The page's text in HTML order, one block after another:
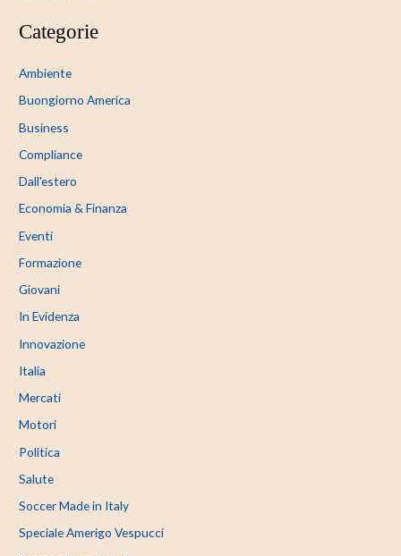
Categorie
Ambiente
Buongiorno America
Business
Compliance
Dall'estero
Economia & Finanza
Eventi
Formazione
Giovani
In Evidenza
Innovazione
Italia
Mercati
Motori
Politica
Salute
Soccer Made in Italy
Speciale Amerigo Vespucci